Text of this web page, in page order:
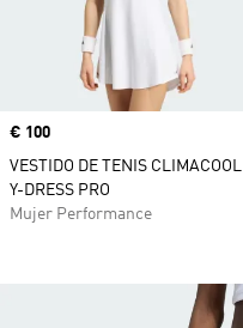
Precio
€ 100
VESTIDO DE TENIS CLIMACOOL
Y-DRESS PRO
Mujer Performance